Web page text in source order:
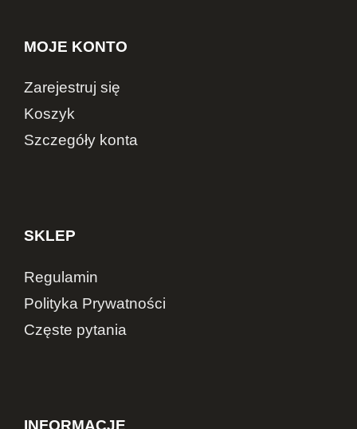
MOJE KONTO
Zarejestruj się
Koszyk
Szczegóły konta
SKLEP
Regulamin
Polityka Prywatności
Częste pytania
INFORMACJE